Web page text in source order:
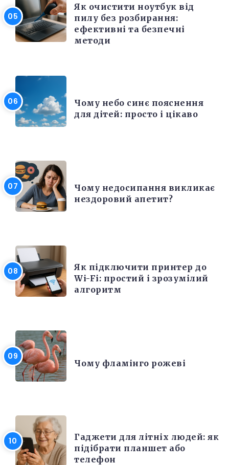
Як очистити ноутбук від
пилу без розбирання:
ефективні та безпечні
методи
Чому небо синє пояснення
для дітей: просто і цікаво
Чому недосипання викликає
нездоровий апетит?
Як підключити принтер до
Wi-Fi: простий і зрозумілий
алгоритм
Чому фламінго рожеві
Гаджети для літніх людей: як
підібрати планшет або
телефон